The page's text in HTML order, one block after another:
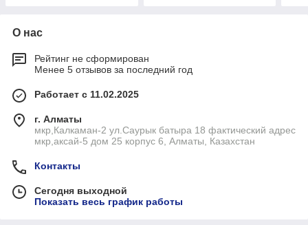
О нас
Рейтинг не сформирован
Менее 5 отзывов за последний год
Работает с 11.02.2025
г. Алматы
мкр,Калкаман-2 ул.Саурык батыра 18 фактический адрес
мкр,аксай-5 дом 25 корпус 6, Алматы, Казахстан
Контакты
Сегодня выходной
Показать весь график работы